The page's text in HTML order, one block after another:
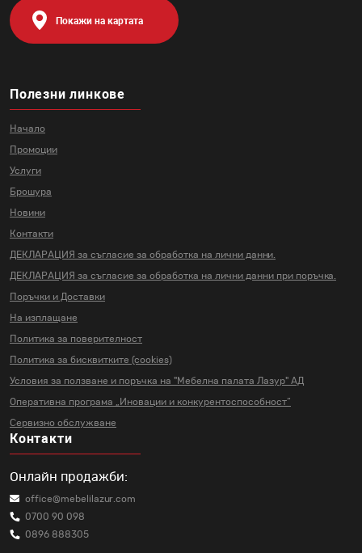
Полезни линкове
Начало
Промоции
Услуги
Брошура
Новини
Контакти
ДЕКЛАРАЦИЯ за съгласие за обработка на лични данни.
ДЕКЛАРАЦИЯ за съгласие за обработка на лични данни при поръчка.
Поръчки и Доставки
На изплащане
Политика за поверителност
Политика за бисквитките (cookies)
Условия за ползване и поръчка на "Мебелна палата Лазур" АД
Оперативна програма „Иновации и конкурентоспособност“
Сервизно обслужване
Контакти
Онлайн продажби:
office@mebelilazur.com
0700 90 098
0896 888305
Покажи на картата